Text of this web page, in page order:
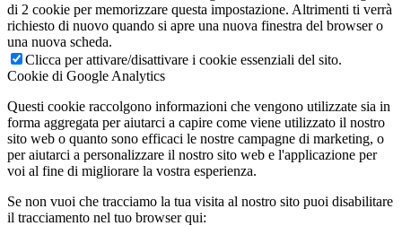
di 2 cookie per memorizzare questa impostazione. Altrimenti ti verrà
richiesto di nuovo quando si apre una nuova finestra del browser o
una nuova scheda.
Clicca per attivare/disattivare i cookie essenziali del sito.
Cookie di Google Analytics
Questi cookie raccolgono informazioni che vengono utilizzate sia in
forma aggregata per aiutarci a capire come viene utilizzato il nostro
sito web o quanto sono efficaci le nostre campagne di marketing, o
per aiutarci a personalizzare il nostro sito web e l'applicazione per
voi al fine di migliorare la vostra esperienza.
Se non vuoi che tracciamo la tua visita al nostro sito puoi disabilitare
il tracciamento nel tuo browser qui: